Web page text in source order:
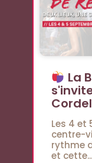
La
Les 4 et
centre-
rythme
et cette...